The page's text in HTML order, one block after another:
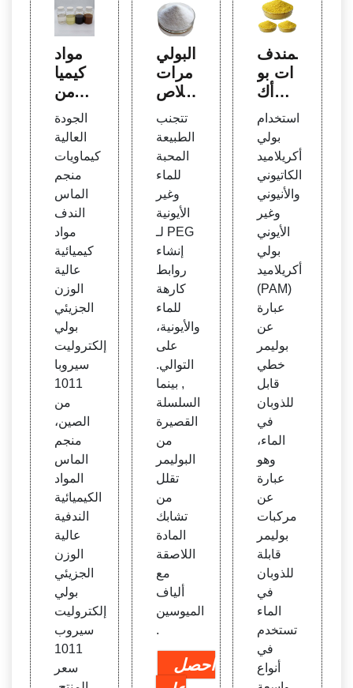
مواد
كيميا
ئية من
جم ال
ماس
الندف
عالية
الوزن
الجزي
ئي بول
ي إلكت
رولي
ت سي
روب
1011
الجودة
العالية
كيماويات
منجم
الماس
الندف
مواد
كيميائية
عالية
الوزن
الجزيئي
بولي
إلكتروليت
سيروبا
1011
من
الصين،
منجم
الماس
المواد
الكيميائية
الندفية
عالية
الوزن
الجزيئي
بولي
إلكتروليت
سيروب
1011
سعر
البولي
مرات
اللاص
ي تص
ميم أن
ظمة ت
وصيل
الأدوي
ة النان
وية للإ
عطاء
بطرق
غير ح
قنية:
مراجع
ة - S
cienc
eDire
تتجنب
الطبيعة
المحبة
للماء
وغير
الأيونية
لـ PEG
إنشاء
روابط
كارهة
للماء
والأيونية،
على
التوالي.
, بينما
السلسلة
القصيرة
من
البوليمر
تقلل
من
تشابك
المادة
اللاصقة
مع
ألياف
الميوسين
.
احصل
المندف
ات بو
لي أك
ريلامي
د كاتي
وني ف
ي قط
ر | ال
شركة
المصن
عة للب
ولي أ
كريلام
يد لمع
الجة ا
لمياه
الصنا
عية
استخدام
بولي
أكريلاميد
الكاتيوني
والأنيوني
وغير
الأيوني
بولي
أكريلاميد
(PAM)
عبارة
عن
بوليمر
خطي
قابل
للذوبان
في
الماء،
وهو
عبارة
عن
مركبات
بوليمر
قابلة
للذوبان
في
الماء
تستخدم
في
أنواع